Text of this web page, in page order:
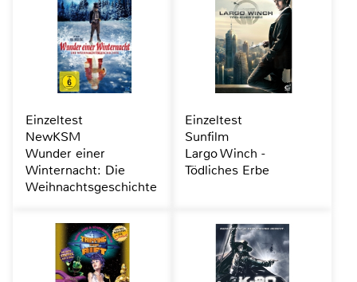
Einzeltest
NewKSM
Wunder einer
Winternacht: Die
Weihnachtsgeschichte
Einzeltest
Sunfilm
Largo Winch -
Tödliches Erbe